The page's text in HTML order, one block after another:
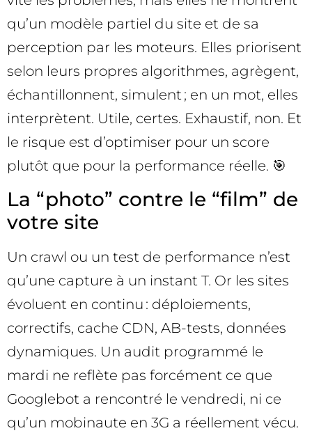
qu’un modèle partiel du site et de sa
perception par les moteurs. Elles priorisent
selon leurs propres algorithmes, agrègent,
échantillonnent, simulent ; en un mot, elles
interprètent. Utile, certes. Exhaustif, non. Et
le risque est d’optimiser pour un score
plutôt que pour la performance réelle. 🎯
La “photo” contre le “film” de
votre site
Un crawl ou un test de performance n’est
qu’une capture à un instant T. Or les sites
évoluent en continu : déploiements,
correctifs, cache CDN, AB-tests, données
dynamiques. Un audit programmé le
mardi ne reflète pas forcément ce que
Googlebot a rencontré le vendredi, ni ce
qu’un mobinaute en 3G a réellement vécu.